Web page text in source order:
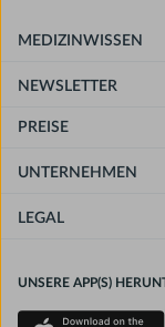
MEDIZINWISSEN
NEWSLETTER
PREISE
UNTERNEHMEN
LEGAL
UNSERE APP(S)